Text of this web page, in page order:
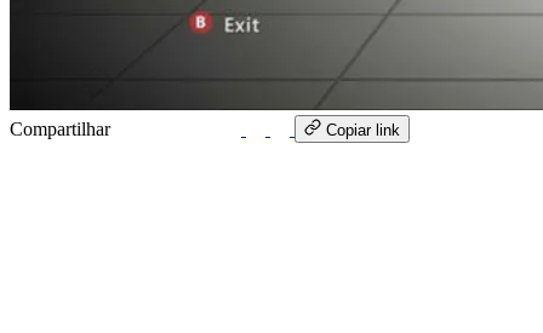
Compartilhar Copiar link